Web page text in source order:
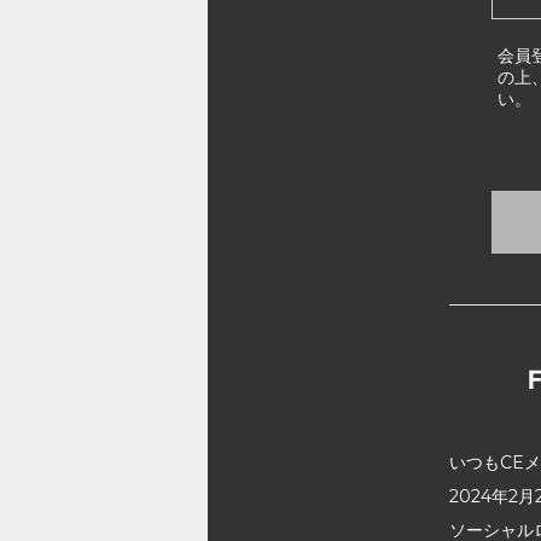
会員
の上
い。
いつもCE
2024年2月
ソーシャ